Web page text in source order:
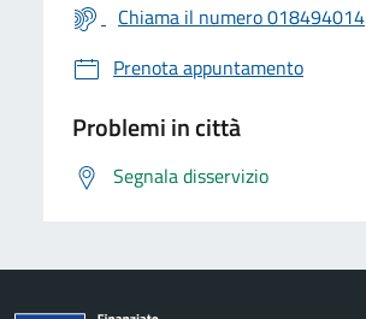
Chiama il numero 018494014
Prenota appuntamento
Problemi in città
Segnala disservizio